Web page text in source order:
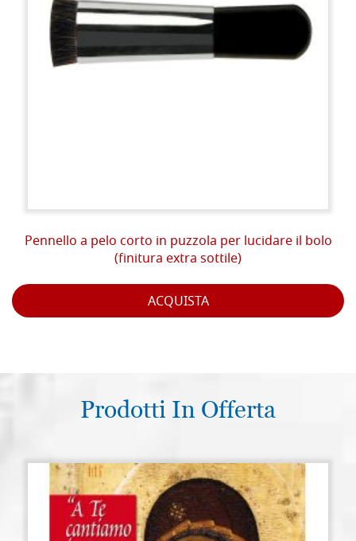
Pennello a pelo corto in puzzola per lucidare il bolo
(finitura extra sottile)
ACQUISTA
Prodotti In Offerta